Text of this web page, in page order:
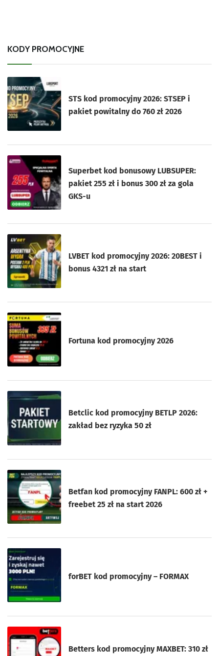
KODY PROMOCYJNE
STS kod promocyjny 2026: STSEP i
pakiet powitalny do 760 zł 2026
Superbet kod bonusowy LUBSUPER:
pakiet 255 zł i bonus 300 zł za gola
GKS-u
LVBET kod promocyjny 2026: 20BEST i
bonus 4321 zł na start
Fortuna kod promocyjny 2026
Betclic kod promocyjny BETLP 2026:
zakład bez ryzyka 50 zł
Betfan kod promocyjny FANPL: 600 zł +
freebet 25 zł na start 2026
forBET kod promocyjny – FORMAX
Betters kod promocyjny MAXBET: 310 zł